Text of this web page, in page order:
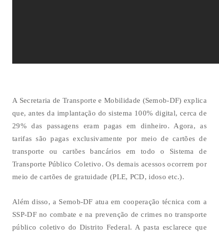
A Secretaria de Transporte e Mobilidade (Semob-DF) explica
que, antes da implantação do sistema 100% digital, cerca de
29% das passagens eram pagas em dinheiro. Agora, as
tarifas são pagas exclusivamente por meio de cartões de
transporte ou cartões bancários em todo o Sistema de
Transporte Público Coletivo. Os demais acessos ocorrem por
meio de cartões de gratuidade (PLE, PCD, idoso etc.).
Além disso, a Semob-DF atua em cooperação técnica com a
SSP-DF no combate e na prevenção de crimes no transporte
público coletivo do Distrito Federal. A pasta esclarece que